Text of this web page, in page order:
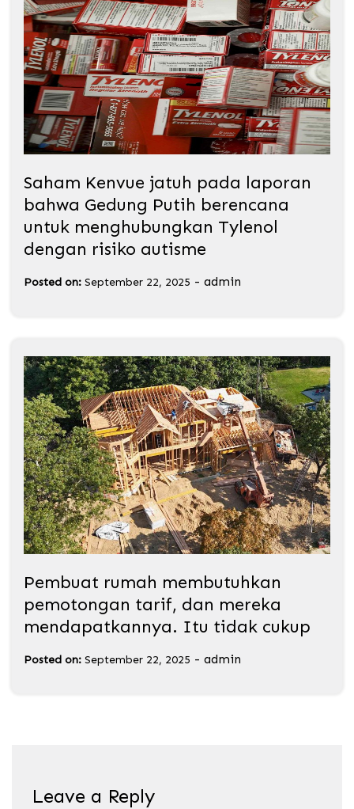
Saham Kenvue jatuh pada laporan
bahwa Gedung Putih berencana
untuk menghubungkan Tylenol
dengan risiko autisme
Posted on: September 22, 2025 - admin
Pembuat rumah membutuhkan
pemotongan tarif, dan mereka
mendapatkannya. Itu tidak cukup
Posted on: September 22, 2025 - admin
Leave a Reply